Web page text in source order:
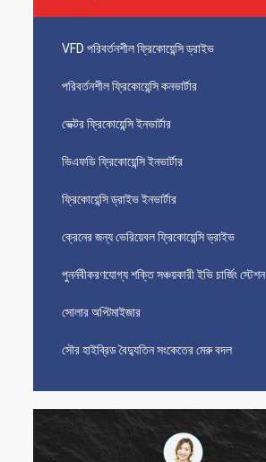
VFD পরিবর্তনশীল ফ্রিকোয়েন্সি ড্রাইভ
পরিবর্তনশীল ফ্রিকোয়েন্সি কনভার্টার
ভেক্টর ফ্রিকোয়েন্সি ইনভার্টার
ভিএফডি ফ্রিকোয়েন্সি ইনভার্টার
ফ্রিকোয়েন্সি ড্রাইভ ইনভার্টার
ক্রেনের জন্য ভেরিয়েবল ফ্রিকোয়েন্সি ড্রাইভ
পুনর্নবীকরণযোগ্য শক্তি সঞ্চয়কারী ইভি চার্জিং স্টেশন
সোলার অপ্টিমাইজার
সৌর হাইব্রিড বৈদ্যুতিন সংকেতের মেরু বদল